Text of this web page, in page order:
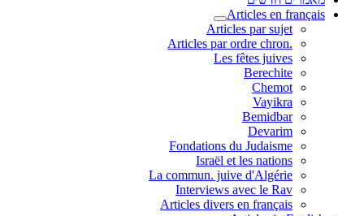
Articles en français
Articles par sujet
.Articles par ordre chron
Les fêtes juives
Berechite
Chemot
Vayikra
Bemidbar
Devarim
Fondations du Judaisme
Israël et les nations
La commun. juive d'Algérie
Interviews avec le Rav
Articles divers en français